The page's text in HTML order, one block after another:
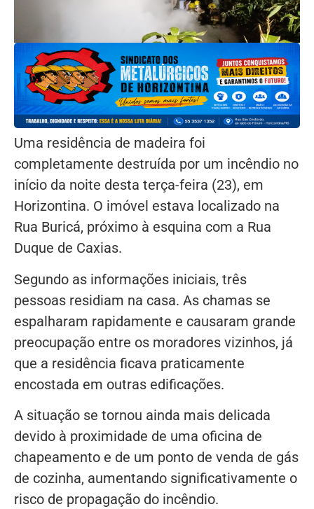
Uma residência de madeira foi
completamente destruída por um incêndio no
início da noite desta terça-feira (23), em
Horizontina. O imóvel estava localizado na
Rua Buricá, próximo à esquina com a Rua
Duque de Caxias.
Segundo as informações iniciais, três
pessoas residiam na casa. As chamas se
espalharam rapidamente e causaram grande
preocupação entre os moradores vizinhos, já
que a residência ficava praticamente
encostada em outras edificações.
A situação se tornou ainda mais delicada
devido à proximidade de uma oficina de
chapeamento e de um ponto de venda de gás
de cozinha, aumentando significativamente o
risco de propagação do incêndio.